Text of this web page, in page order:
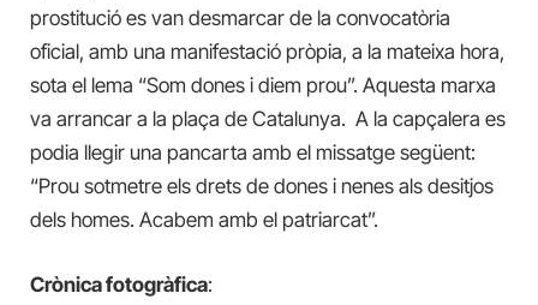
prostitució es van desmarcar de la convocatòria
oficial, amb una manifestació pròpia, a la mateixa hora,
sota el lema “Som dones i diem prou”. Aquesta marxa
va arrancar a la plaça de Catalunya. A la capçalera es
podia llegir una pancarta amb el missatge següent:
“Prou sotmetre els drets de dones i nenes als desitjos
dels homes. Acabem amb el patriarcat”.
Crònica fotogràfica: